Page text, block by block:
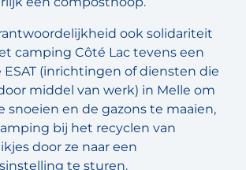
ook solidariteit
camping Côté Lac tevens een
ESAT (inrichtingen of diensten die
middel van werk) in Melle om
snoeien en de gazons te maaien,
bij het recyclen van
door ze naar een
te sturen.